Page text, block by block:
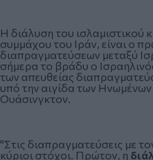
Η διάλυση του ισλαμιστικού
συμμάχου του Ιράν, είναι ο
διαπραγματεύσεων μεταξύ
σήμερα το βράδυ ο
των απευθείας
υπό την αιγίδα των
Ουάσινγκτον.
"Στις διαπραγματεύσεις με
κύριοι στόχοι. Πρώτον, η